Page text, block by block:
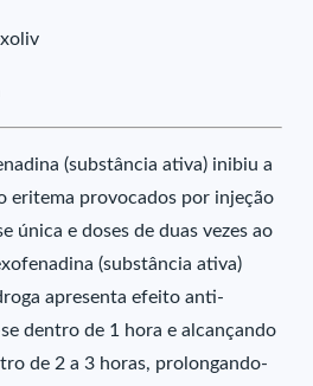
(substância ativa) inibiu a
eritema provocados por injeção
única e doses de duas vezes ao
(substância ativa)
apresenta efeito anti-
dentro de 1 hora e alcançando
de 2 a 3 horas, prolongando-